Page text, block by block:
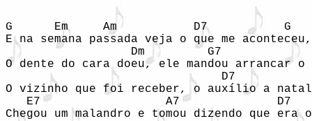
G      Em     Am           D7           G
E na semana passada veja o que me
Dm         G7
O dente do cara doeu, ele mandou arrancar
D7
O vizinho que foi receber, o auxílio a
E7                  A7              D7
Chegou um malandro e tomou dizendo que